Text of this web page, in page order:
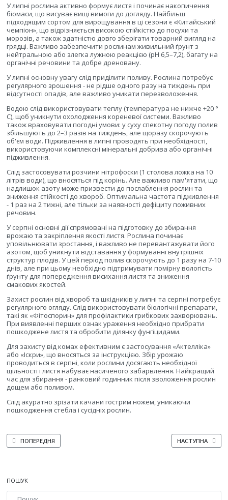
У липні рослина активно формує листя і починає накопичення
біомаси, що висуває вищі вимоги до догляду. Найбільш
підходящим сортом для вирощування в ці сезони є «Китайський
чемпіон», що відрізняється високою стійкістю до посухи та
морозів, а також здатністю довго зберігати товарний вигляд на
грядці. Важливо забезпечити рослинам живильний ґрунт з
нейтральною або злегка лужною реакцією (pH 6,5–7,2), багату на
органічні речовини та добре дреновану.
У липні основну увагу слід приділити поливу. Рослина потребує
регулярного зрошення - не рідше одного разу на тиждень при
відсутності опадів, але важливо уникати перезволоження.
Водою слід використовувати теплу (температура не нижче +20 °
С), щоб уникнути охолодження кореневої системи. Важливо
також враховувати погодні умови: у суху спекотну погоду полив
збільшують до 2–3 разів на тиждень, але щоразу скорочують
об'єм води. Підживлення в липні проводять при необхідності,
використовуючи комплексні мінеральні добрива або органічні
підживлення.
Слід застосовувати розчини нітрофоски (1 столова ложка на 10
літрів води), що вносяться під корінь. Але важливо пам'ятати, що
надлишок азоту може призвести до послаблення рослин та
зниження стійкості до хвороб. Оптимальна частота підживлення
- 1 раз на 2 тижні, але тільки за наявності дефіциту поживних
речовин.
У серпні основні дії спрямовані на підготовку до збирання
врожаю та закріплення якості листя. Рослина починає
уповільнювати зростання, і важливо не перевантажувати його
азотом, щоб уникнути відставання у формуванні внутрішніх
структур плодів. У цей період полив скорочують до 1 разу на 7-10
днів, але при цьому необхідно підтримувати помірну вологість
ґрунту для попередження висихання листя та зниження
смакових якостей.
Захист рослин від хвороб та шкідників у липні та серпні потребує
регулярного огляду. Слід використовувати біологічні препарати,
такі як «Фітоспорин» для профілактики грибкових захворювань.
При виявленні перших ознак ураження необхідно прибрати
пошкоджене листя та обробити ділянку фунгіцидами.
Для захисту від комах ефективним є застосування «Актелліка»
або «Іскри», що вносяться за інструкцією. Збір урожаю
проводиться в серпні, коли рослини досягають необхідної
щільності і листя набуває насиченого забарвлення. Найкращий
час для збирання - ранковий годинник після зволоження рослин
дощем або поливом.
Слід акуратно зрізати качани гострим ножем, уникаючи
пошкодження стебла і сусідніх рослин.
ПОПЕРЕДНЯ СТАТТЯ: КОЛИ САДИТИ ПЕКІНСЬКУ КАПУСТУ ВЛІТКУ ДЛЯ
ПОПЕРЕДНЯ НАСТУПНА
НАСТУПНА
ПОШУК